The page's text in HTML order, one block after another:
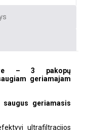
– 3 pakopų
geriamajam
geriamasis
ultrafiltracijos